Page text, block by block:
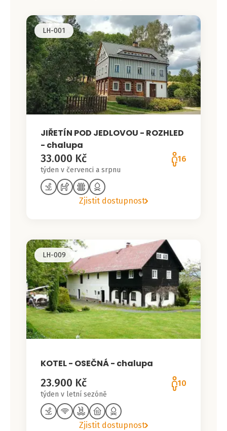
LH-001
JIŘETÍN POD JEDLOVOU - ROZHLED
- chalupa
33.000 Kč
týden v červenci a srpnu
16
Zjistit dostupnost
LH-009
KOTEL - OSEČNÁ - chalupa
23.900 Kč
týden v letní sezóně
10
Zjistit dostupnost